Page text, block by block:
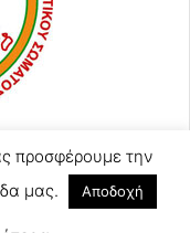
57
προσφέρουμε την
μας.
Αποδοχή